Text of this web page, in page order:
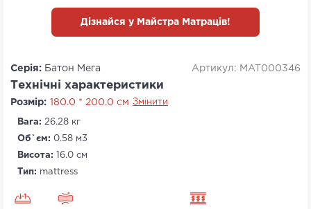
Дізнайся у Майстра Матраців!
Серія: Батон Мега Артикул: MAT000346
Технічні характеристики
Розмір: 180.0 * 200.0 см Змінити
Вага: 26.28 кг
Об`єм: 0.58 м3
Висота: 16.0 см
Тип: mattress